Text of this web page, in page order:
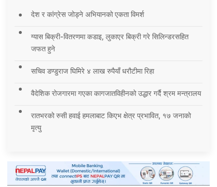
देश र कांग्रेस जोड्ने अभियानको एकता विमर्श
ग्यास बिक्री-वितरणमा कडाइ, लुकाएर बिक्री गरे सिलिन्डरसहित
जफत हुने
सचिव डण्डुराज घिमिरे ४ लाख रुपैयाँ धरौटीमा रिहा
वैदेशिक रोजगारमा गएका कागजातविहीनको उद्धार गर्दै श्रम मन्त्रालय
रातभरको रुसी हवाई हमलाबाट किएभ क्षेत्र प्रभावित, १७ जनाको
मृत्यु